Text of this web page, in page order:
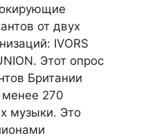
от двух
IVORS
Этот опрос
Британии
менее 270
музыки. Это